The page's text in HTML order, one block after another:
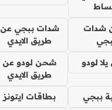
شدات
شدات ببجي عن
طريق الايدي
لودو
شحن لودو عن
طريق الايدي
ببجي بطاقات ايتونز